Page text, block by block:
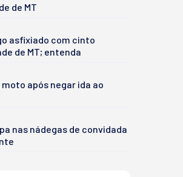
de MT
asfixiado com cinto
de MT; entenda
após negar ida ao
nas nádegas de convidada